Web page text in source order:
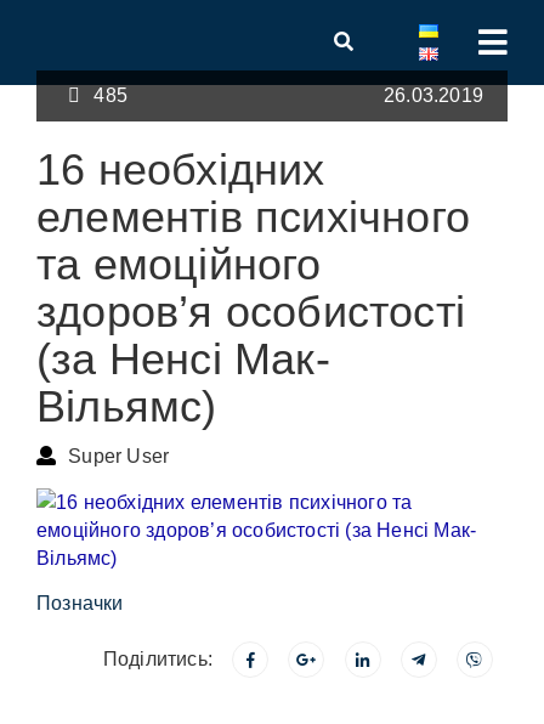
485 26.03.2019
16 необхідних
елементів психічного
та емоційного
здоров’я особистості
(за Ненсі Мак-
Вільямс)
Super User
Позначки
Поділитись: